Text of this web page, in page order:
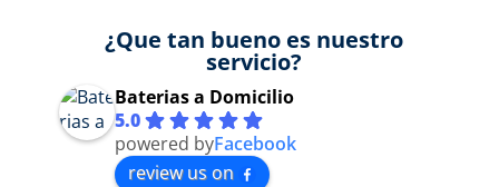
¿Que tan bueno es nuestro
servicio?
Baterias a Domicilio
5.0
powered byFacebook
review us on